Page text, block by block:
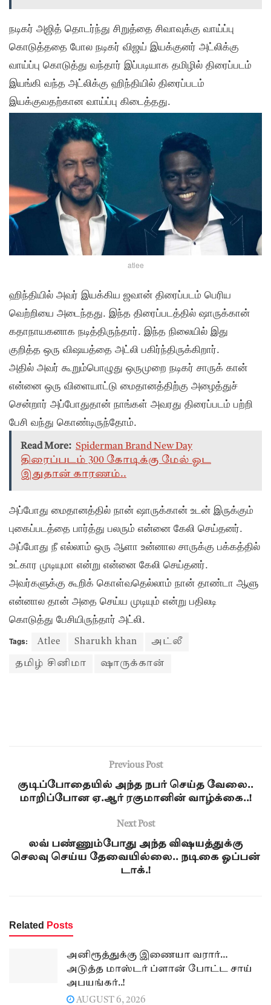
நடிகர் அஜித் தொடர்ந்து சிறுத்தை சிவாவுக்கு வாய்ப்பு
கொடுத்ததை போல நடிகர் விஜய் இயக்குனர் அட்லிக்கு
வாய்ப்பு கொடுத்து வந்தார் இப்படியாக தமிழில் திரைப்படம்
இயங்கி வந்த அட்லிக்கு ஹிந்தியில் திரைப்படம்
இயக்குவதற்கான வாய்ப்பு கிடைத்தது.
atlee
ஹிந்தியில் அவர் இயக்கிய ஜவான் திரைப்படம் பெரிய
வெற்றியை அடைந்தது. இந்த திரைப்படத்தில் ஷாருக்கான்
கதாநாயகனாக நடித்திருந்தார். இந்த நிலையில் இது
குறித்த ஒரு விஷயத்தை அட்லி பகிர்ந்திருக்கிறார்.
அதில் அவர் கூறும்பொழுது ஒருமுறை நடிகர் சாருக் கான்
என்னை ஒரு விளையாட்டு மைதானத்திற்கு அழைத்துச்
சென்றார் அப்போதுதான் நாங்கள் அவரது திரைப்படம் பற்றி
பேசி வந்து கொண்டிருந்தோம்.
Read More: Spiderman Brand New Day
திரைப்படம் 300 கோடிக்கு மேல் ஓட
இதுதான் காரணம்..
அப்போது மைதானத்தில் நான் ஷாருக்கான் உடன் இருக்கும்
புகைப்படத்தை பார்த்து பலரும் என்னை கேலி செய்தனர்.
அப்போது நீ எல்லாம் ஒரு ஆளா உன்னால சாருக்கு பக்கத்தில்
உட்கார முடியுமா என்று என்னை கேலி செய்தனர்.
அவர்களுக்கு கூறிக் கொள்வதெல்லாம் நான் தாண்டா ஆளு
என்னால தான் அதை செய்ய முடியும் என்று பதிலடி
கொடுத்து பேசியிருந்தார் அட்லி.
Tags: Atlee Sharukh khan அட்லீ
தமிழ் சினிமா ஷாருக்கான்
Previous Post
குடிப்போதையில் அந்த நபர் செய்த வேலை..
மாறிப்போன ஏ.ஆர் ரகுமானின் வாழ்க்கை..!
Next Post
லவ் பண்ணும்போது அந்த விஷயத்துக்கு
செலவு செய்ய தேவையில்லை.. நடிகை ஓப்பன்
டாக்.!
Related Posts
அனிரூத்துக்கு இணையா வரார்…
அடுத்த மாஸ்டர் ப்ளான் போட்ட சாய்
அபயங்கர்..!
AUGUST 6, 2026